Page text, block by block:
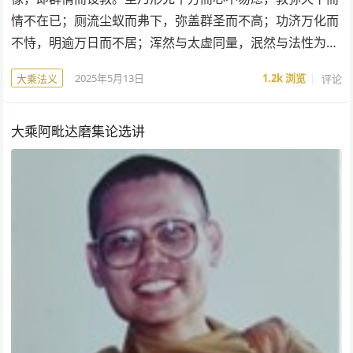
情不在已；厕流尘蚁而弗下，弥盖群圣而不高；功济万化而
不恃，明逾万日而不居；浑然与太虚同量，泯然与法性为…
大乘法义 2025年5月13日 1.2k浏览 评论
大乘阿毗达磨集论选讲